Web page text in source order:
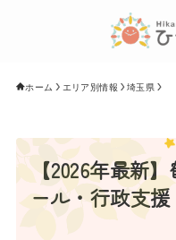
ホーム エリア別情報 埼玉県
【2026年最新
ール・行政支